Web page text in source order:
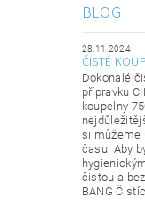
BLOG
28.11.2024
ČISTÉ
Dokonalé
přípravku
koupelny
si můžeme
času. Aby
čistou a
BANG